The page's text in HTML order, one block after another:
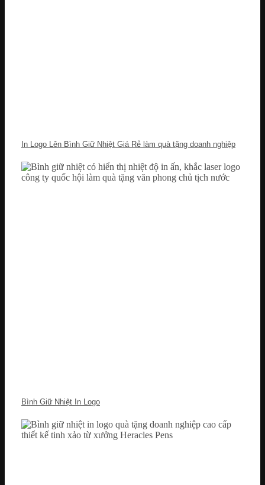
In Logo Lên Bình Giữ Nhiệt Giá Rẻ làm quà tặng doanh nghiệp
Bình Giữ Nhiệt In Logo